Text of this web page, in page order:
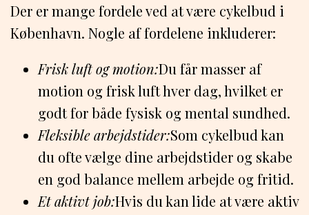
Der er mange fordele ved at være cykelbud i
København. Nogle af fordelene inkluderer:
Frisk luft og motion:Du får masser af
motion og frisk luft hver dag, hvilket er
godt for både fysisk og mental sundhed.
Fleksible arbejdstider:Som cykelbud kan
du ofte vælge dine arbejdstider og skabe
en god balance mellem arbejde og fritid.
Et aktivt job:Hvis du kan lide at være aktiv